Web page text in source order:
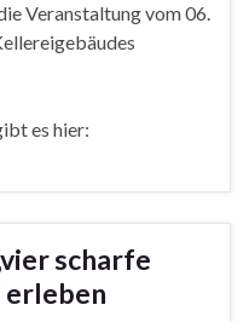
Veranstaltung vom 06.
es hier:
scharfe
erleben